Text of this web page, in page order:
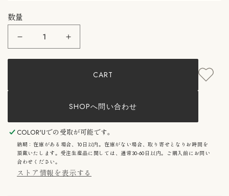
ナブルな家具」をコンセプトに、デンマークと日本のデザインを融
合させ、シンプルで美しく、機能性があり、地球に優しい家具で
す。
環境に配慮した、水性塗料仕上げのアッシュの無垢材、綿の帆布生
地、クヴァドラ社の無着色のウール、天然なめし革はソーレンセン
社のレザーといった化学物質を使わない素材を厳選して使用。
studioA27 （スタジオA27）
studioA27は、日本生まれのデザイナー石河 泰治朗（イシコ タイジ
ロウ）と、デンマーク生まれの建築家Lars Vejen（ラース・バイエ
ン）によるデザインスタジオ。2人は、それぞれのバックグラウン
ドや日本とデンマークの美意識を融合させることで、国境を越え、
長く愛されるデザインを目指しています。伝統的な職人技と現代技
術の両方を尊重し、受け入れながら、常に最善のバランスを目指す
ことによって新たなプロダクトを生み出しています。
数量
Hirata
Gen
Collection：
コ
レ
ク
シ
ョ
ン
Gdb01
Hirata
Gen
Collection：
タ
コ
レ
ク
シ
ョ
ン
Gdb01
CART
SHOPへ問い合わせ
COLOR'Uでの受取が可能です。
納期：在庫がある場合、10日以内。在庫がない場合、取り寄せとなりお時間を
頂戴いたします。受注生産品に関しては、通常30-60日以内。ご購入前にお問い
合わせください。
ストア情報を表示する